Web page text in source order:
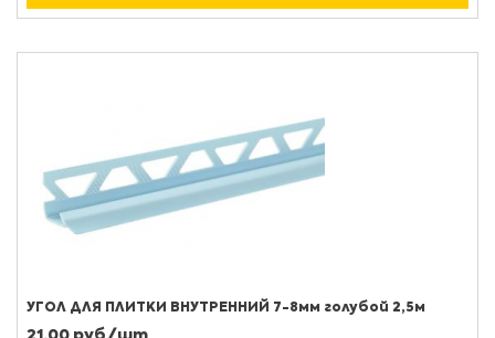
УГОЛ ДЛЯ ПЛИТКИ ВНУТРЕННИЙ 7-8мм голубой 2,5м